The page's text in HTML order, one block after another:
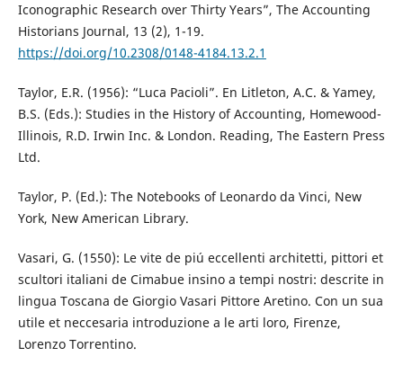
Iconographic Research over Thirty Years”, The Accounting
Historians Journal, 13 (2), 1-19.
https://doi.org/10.2308/0148-4184.13.2.1
Taylor, E.R. (1956): “Luca Pacioli”. En Litleton, A.C. & Yamey,
B.S. (Eds.): Studies in the History of Accounting, Homewood-
Illinois, R.D. Irwin Inc. & London. Reading, The Eastern Press
Ltd.
Taylor, P. (Ed.): The Notebooks of Leonardo da Vinci, New
York, New American Library.
Vasari, G. (1550): Le vite de piú eccellenti architetti, pittori et
scultori italiani de Cimabue insino a tempi nostri: descrite in
lingua Toscana de Giorgio Vasari Pittore Aretino. Con un sua
utile et neccesaria introduzione a le arti loro, Firenze,
Lorenzo Torrentino.